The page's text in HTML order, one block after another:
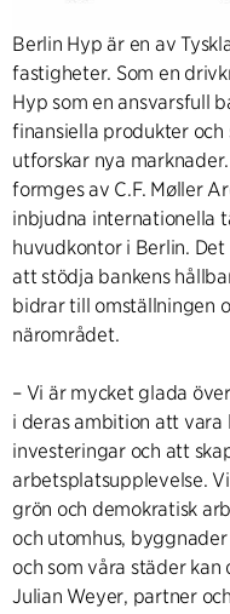
Berlin Hyp är en av
fastigheter. Som en
Hyp som en ansvarsfull
finansiella produkter
utforskar nya
formges av C.F. Møller
inbjudna internationella
huvudkontor i Berlin.
att stödja bankens
bidrar till omställningen
närområdet.
– Vi är mycket glada
i deras ambition att vara
investeringar och att
arbetsplatsupplevelse.
grön och demokratisk
och utomhus,
och som våra städer
Julian Weyer, partner